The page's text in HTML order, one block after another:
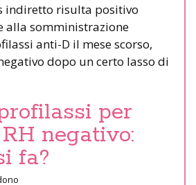
indiretto risulta positivo
alla somministrazione
anti-D il mese scorso,
dopo un certo lasso di
per
negativo:
fa?